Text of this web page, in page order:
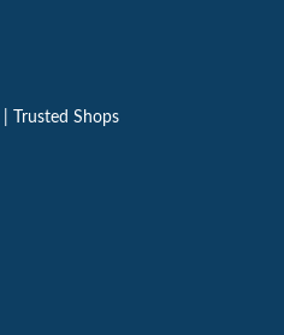
Trusted Shops